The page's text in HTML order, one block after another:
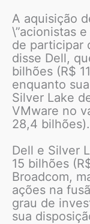
A aquisição
\”acionistas
de participar
disse Dell,
bilhões (R$
enquanto
Silver Lake
VMware no
28,4 bilhões).
Dell e Silver
15 bilhões
Broadcom,
ações na
grau de
sua